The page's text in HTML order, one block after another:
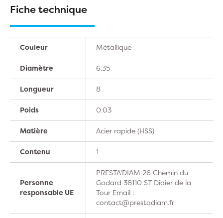
Fiche technique
Couleur Métallique
Diamètre 6.35
Longueur 8
Poids 0.03
Matière Acier rapide (HSS)
Contenu 1
Personne
responsable UE
PRESTA'DIAM 26 Chemin du
Godard 38110 ST Didier de la
Tour Email :
contact@prestadiam.fr